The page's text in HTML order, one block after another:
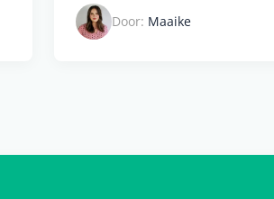
Door: Maaike